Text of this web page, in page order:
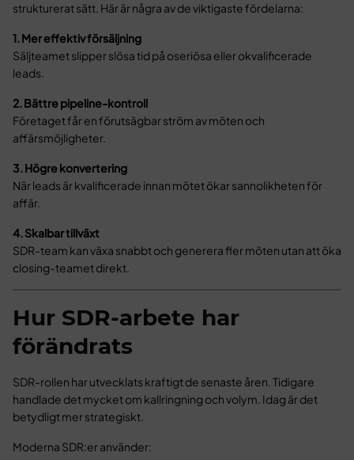
strukturerat sätt. Här är några av de viktigaste fördelarna:
1. Mer effektiv försäljning
Säljteamet slipper slösa tid på oseriösa eller okvalificerade
leads.
2. Bättre pipeline-kontroll
Företaget får en förutsägbar ström av möten och
affärsmöjligheter.
3. Högre konvertering
När leads är kvalificerade innan mötet ökar sannolikheten för
affär.
4. Skalbar tillväxt
SDR-team kan växa snabbt och generera fler möten utan att öka
closing-teamet direkt.
Hur SDR-arbete har
förändrats
SDR-rollen har utvecklats kraftigt de senaste åren. Tidigare
handlade det mycket om kallringning och volym. Idag är det
betydligt mer strategiskt.
Moderna SDR:er använder: